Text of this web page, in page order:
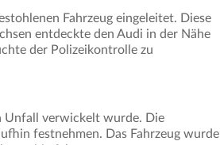
Fahrzeug eingeleitet. Diese
entdeckte den Audi in der Nähe
der Polizeikontrolle zu
Unfall verwickelt wurde. Die
festnehmen. Das Fahrzeug wurde